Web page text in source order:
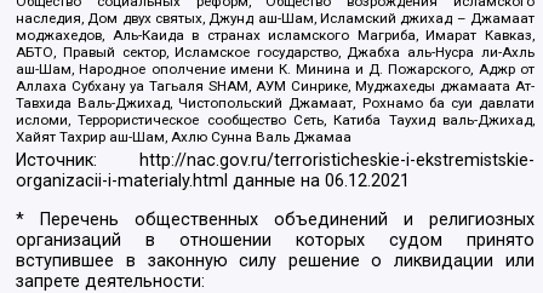
наследия, Дом двух святых, Джунд аш-Шам, Исламский джихад – Джамаат
моджахедов, Аль-Каида в странах исламского Магриба, Имарат Кавказ,
АБТО, Правый сектор, Исламское государство, Джабха аль-Нусра ли-Ахль
аш-Шам, Народное ополчение имени К. Минина и Д. Пожарского, Аджр от
Аллаха Субхану уа Тагьаля SHAM, АУМ Синрике, Муджахеды джамаата Ат-
Тавхида Валь-Джихад, Чистопольский Джамаат, Рохнамо ба суи давлати
исломи, Террористическое сообщество Сеть, Катиба Таухид валь-Джихад,
Хайят Тахрир аш-Шам, Ахлю Сунна Валь Джамаа
Источник:
http://nac.gov.ru/terroristicheskie-i-ekstremistskie-
organizacii-i-materialy.html данные на06.12.2021
* Перечень общественных объединений и религиозных
организаций в отношении которых судом принято
вступившее в законную силу решение о ликвидации или
запрете деятельности: